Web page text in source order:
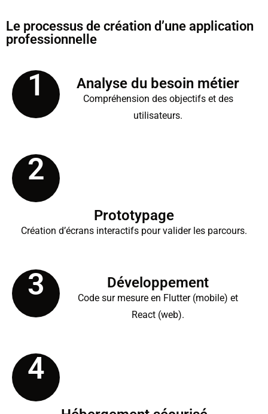
Le processus de création d’une application
professionnelle
1 Analyse du besoin métier
Compréhension des objectifs et des
utilisateurs.
2
Prototypage
Création d’écrans interactifs pour valider les parcours.
3 Développement
Code sur mesure en Flutter (mobile) et
React (web).
4